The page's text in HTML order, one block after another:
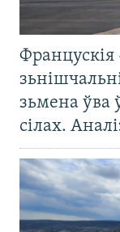
Францускія
зьмена ўва
сілах.